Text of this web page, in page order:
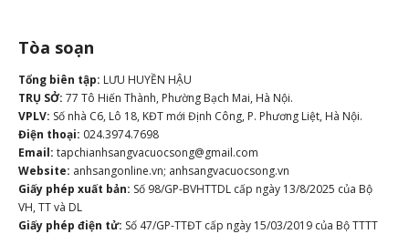
Tòa soạn
Tổng biên tập: LƯU HUYỀN HẬU
TRỤ SỞ: 77 Tô Hiến Thành, Phường Bạch Mai, Hà Nội.
VPLV: Số nhà C6, Lô 18, KĐT mới Định Công, P. Phương Liệt, Hà Nội.
Điện thoại: 024.3974.7698
Email: tapchianhsangvacuocsong@gmail.com
Website: anhsangonline.vn; anhsangvacuocsong.vn
Giấy phép xuất bản: Số 98/GP-BVHTTDL cấp ngày 13/8/2025 của Bộ
VH, TT và DL
Giấy phép điện tử: Số 47/GP-TTĐT cấp ngày 15/03/2019 của Bộ TTTT